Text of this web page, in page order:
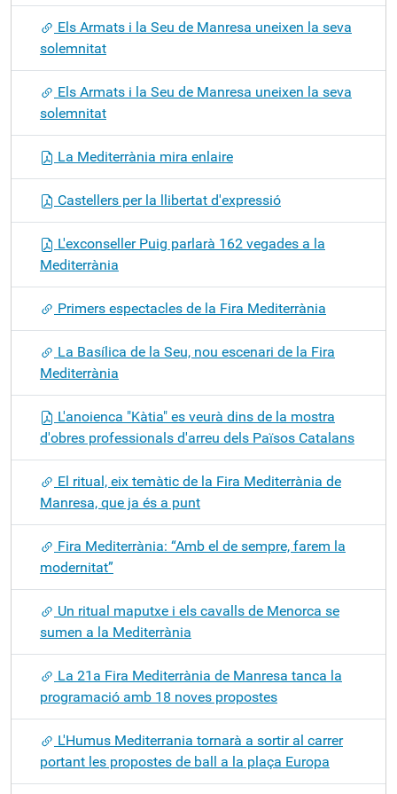
Els Armats i la Seu de Manresa uneixen la seva
solemnitat
Els Armats i la Seu de Manresa uneixen la seva
solemnitat
La Mediterrània mira enlaire
Castellers per la llibertat d'expressió
L'exconseller Puig parlarà 162 vegades a la
Mediterrània
Primers espectacles de la Fira Mediterrània
La Basílica de la Seu, nou escenari de la Fira
Mediterrània
L'anoienca "Kàtia" es veurà dins de la mostra
d'obres professionals d'arreu dels Països Catalans
El ritual, eix temàtic de la Fira Mediterrània de
Manresa, que ja és a punt
Fira Mediterrània: “Amb el de sempre, farem la
modernitat”
Un ritual maputxe i els cavalls de Menorca se
sumen a la Mediterrània
La 21a Fira Mediterrània de Manresa tanca la
programació amb 18 noves propostes
L'Humus Mediterrania tornarà a sortir al carrer
portant les propostes de ball a la plaça Europa